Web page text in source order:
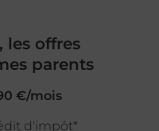
les offres
parents
€/mois
d'impôt*